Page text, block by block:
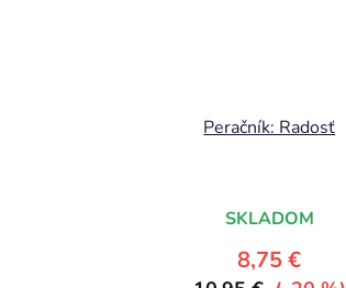
Peračník: Radosť
SKLADOM
8,75 €